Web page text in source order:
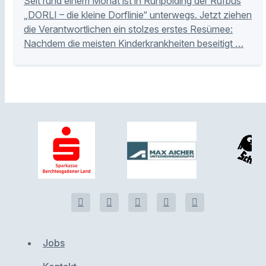
„DORLI – die kleine Dorflinie“ unterwegs. Jetzt ziehen
die Verantwortlichen ein stolzes erstes Resümee:
Nachdem die meisten Kinderkrankheiten beseitigt …
Jobs